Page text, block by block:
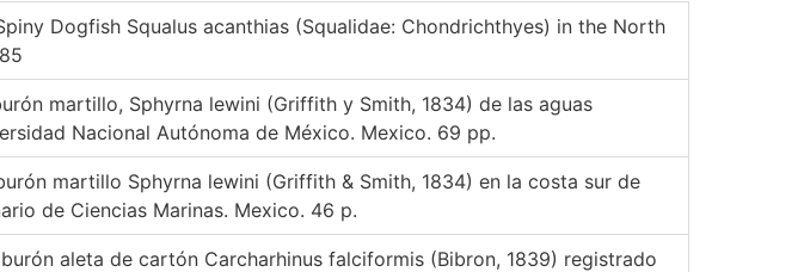
Dogfish Squalus acanthias (Squalidae: Chondrichthyes) in the North
martillo, Sphyrna lewini (Griffith y Smith, 1834) de las aguas
Nacional Autónoma de México. Mexico. 69 pp.
martillo Sphyrna lewini (Griffith & Smith, 1834) en la costa sur de
de Ciencias Marinas. Mexico. 46 p.
aleta de cartón Carcharhinus falciformis (Bibron, 1839) registrado